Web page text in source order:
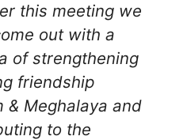
this meeting we
out with a
of strengthening
friendship
& Meghalaya and
to the